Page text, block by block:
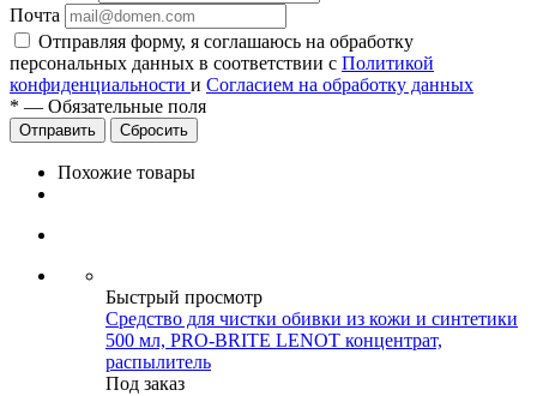
Почта
Отправляя форму, я соглашаюсь на обработку
персональных данных в соответствии с Политикой
конфиденциальности и Согласием на обработку данных
* — Обязательные поля
Сбросить
Похожие товары
Быстрый просмотр
Средство для чистки обивки из кожи и синтетики
500 мл, PRO-BRITE LENOT концентрат,
распылитель
Под заказ